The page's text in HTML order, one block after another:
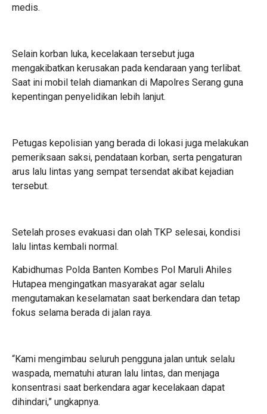
medis.
Selain korban luka, kecelakaan tersebut juga
mengakibatkan kerusakan pada kendaraan yang terlibat.
Saat ini mobil telah diamankan di Mapolres Serang guna
kepentingan penyelidikan lebih lanjut.
Petugas kepolisian yang berada di lokasi juga melakukan
pemeriksaan saksi, pendataan korban, serta pengaturan
arus lalu lintas yang sempat tersendat akibat kejadian
tersebut.
Setelah proses evakuasi dan olah TKP selesai, kondisi
lalu lintas kembali normal.
Kabidhumas Polda Banten Kombes Pol Maruli Ahiles
Hutapea mengingatkan masyarakat agar selalu
mengutamakan keselamatan saat berkendara dan tetap
fokus selama berada di jalan raya.
“Kami mengimbau seluruh pengguna jalan untuk selalu
waspada, mematuhi aturan lalu lintas, dan menjaga
konsentrasi saat berkendara agar kecelakaan dapat
dihindari,” ungkapnya.